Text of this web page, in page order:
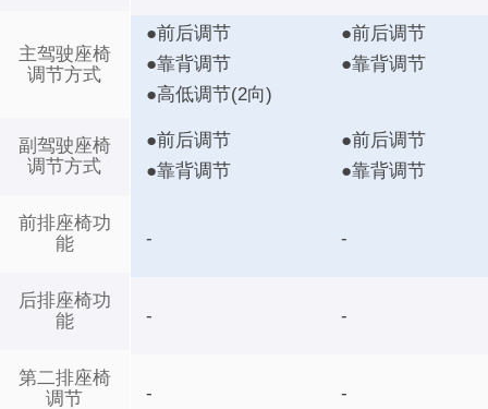
主驾驶座椅
调节方式
副驾驶座椅
调节方式
前排座椅功
能
后排座椅功
能
第二排座椅
调节
●前后调节
●靠背调节
●高低调节(2向)
●前后调节
●靠背调节
●前后调节
●靠背调节
●前后调节
●靠背调节
- -
- -
- -